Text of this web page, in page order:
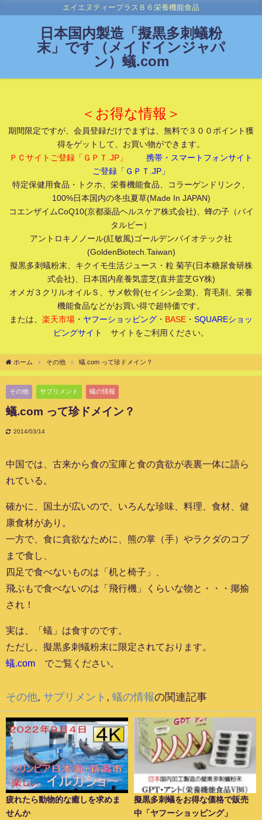
エイエヌティープラスＢ６栄養機能食品
日本国内製造「擬黒多刺蟻粉
末」です（メイドインジャパ
ン）蟻.com
＜お得な情報＞
期間限定ですが、会員登録だけでまずは、無料で３００ポイント獲
得をゲットして、お買い物ができます。
ＰＣサイトご登録「ＧＰＴ.JP」
携帯・スマートフォンサイト
ご登録「ＧＰＴ.JP」
特定保健用食品・トクホ、栄養機能食品、コラーゲンドリンク、
100%日本国内の冬虫夏草(Made In JAPAN)
コエンザイムCoQ10(京都薬品ヘルスケア株式会社)、蜂の子（バイ
タルビー）
アントロキノノール(紅敏風)ゴールデンバイオテック社
(GoldenBiotech.Taiwan)
擬黒多刺蟻粉末、キクイモ生活ジュース・粒 菊芋(日本糖尿食研株
式会社)、日本国内産養気霊芝(直井霊芝GY株)
オメガ３クリルオイルＳ、サメ軟骨(セイシン企業)、育毛剤、栄養
機能食品などがお買い得で超特価です。
または、 楽天市場 ・ ヤフーショッピング ・ BASE ・ SQUAREショッ
ピングサイト
サイトをご利用ください。
ホーム その他 蟻.com って珍ドメイン？
その他 サプリメント 蟻の情報
蟻.com って珍ドメイン？
2014/03/14
中国では、古来から食の宝庫と食の貪欲が表裏一体に語ら
れている。
確かに、国土が広いので、いろんな珍味、料理、食材、健
康食材があり。
一方で、食に貪欲なために、熊の掌（手）やラクダのコブ
まで食し、
四足で食べないものは「机と椅子」、
飛ぶもで食べないのは「飛行機」くらいな物と・・・揶揄
され！
実は、「蟻」は食すのです。
ただし、擬黒多刺蟻粉末に限定されております。
蟻.com でご覧ください。
その他, サプリメント , 蟻の情報の関連記事
疲れたら動物的な癒しを求めま
せんか
擬黒多刺蟻をお得な価格で販売
中「ヤフーショッピング」